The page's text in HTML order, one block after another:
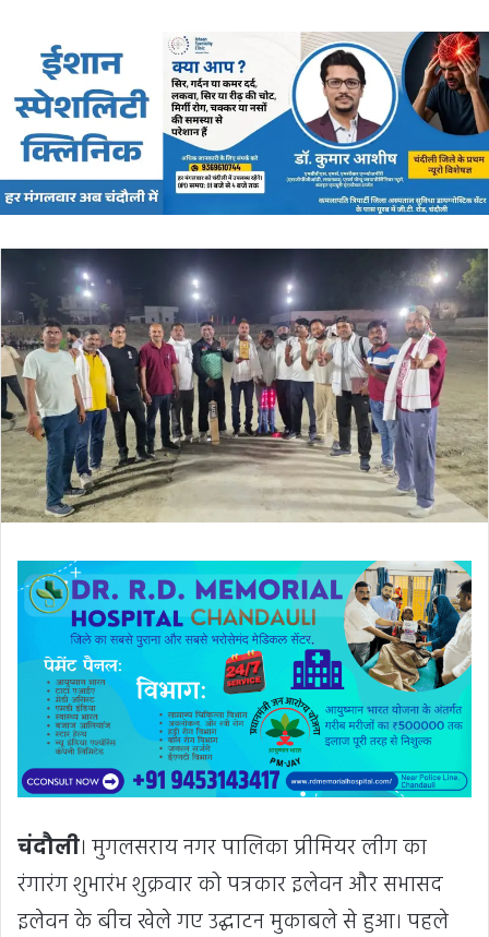
email
चंदौली। मुगलसराय नगर पालिका प्रीमियर लीग का
रंगारंग शुभारंभ शुक्रवार को पत्रकार इलेवन और सभासद
इलेवन के बीच खेले गए उद्घाटन मुकाबले से हुआ। पहले